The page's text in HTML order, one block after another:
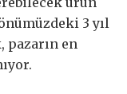
3 yıl
pazarın en